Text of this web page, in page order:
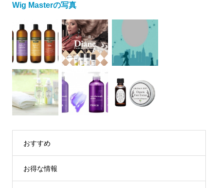
Wig Masterの写真
おすすめ
お得な情報